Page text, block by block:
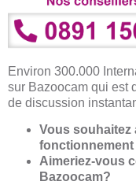
Environ 300.000
sur Bazoocam qui est
de discussion
Vous souhaitez
Aimeriez-vous
Bazoocam?